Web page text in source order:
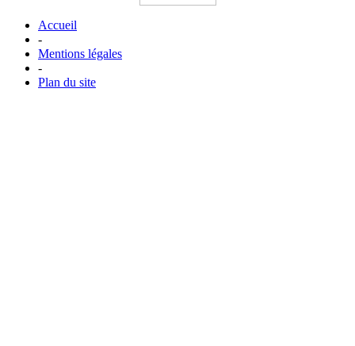
Accueil
-
Mentions légales
-
Plan du site